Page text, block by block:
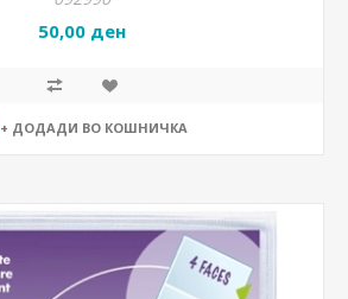
50,00 ден
+ ДОДАДИ ВО КОШНИЧКА